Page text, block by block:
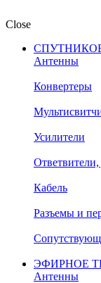
Close
Антенны
Конвертеры
Усилители
Ответвители,
Кабель
Разъемы и
ЭФИРНОЕ
Антенны